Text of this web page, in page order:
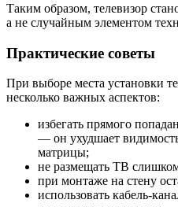
Таким образом, телевизор
а не случайным элементом
Практические советы
При выборе места установки
несколько важных аспектов:
избегать прямого
— он ухудшает
матрицы;
не размещать ТВ
при монтаже на стену
использовать кабель-